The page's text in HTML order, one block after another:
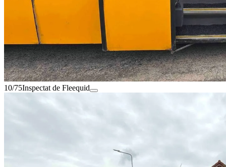
10/75Inspectat de Fleequid